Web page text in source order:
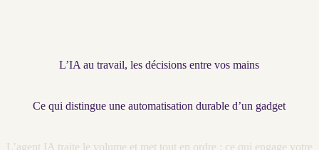
L’IA au travail, les décisions entre vos mains
Ce qui distingue une automatisation durable d’un gadget
L’agent IA traite le volume et met tout en ordre ; ce qui engage votre